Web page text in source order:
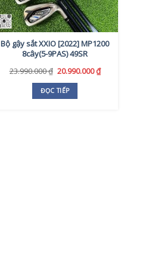
Bộ gậy sắt XXIO [2022] MP1200
8cây(5-9PAS) 49SR
23.990.000₫ Giá
là:
23.990.000 ₫.
20.990.000₫Giá
ĐỌC TIẾP